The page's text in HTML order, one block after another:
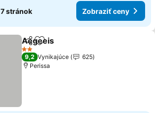
7 stránok Zobraziť ceny
ZdieľaťPridať do obľúbených
Aegeeis
2 Počet hviezdičiek
9,2 Vynikajúce
625
Perissa